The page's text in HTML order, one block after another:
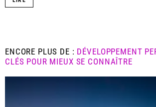
ENCORE PLUS DE : DÉVELOPPEMENT
CLÉS POUR MIEUX SE CONNAÎTRE